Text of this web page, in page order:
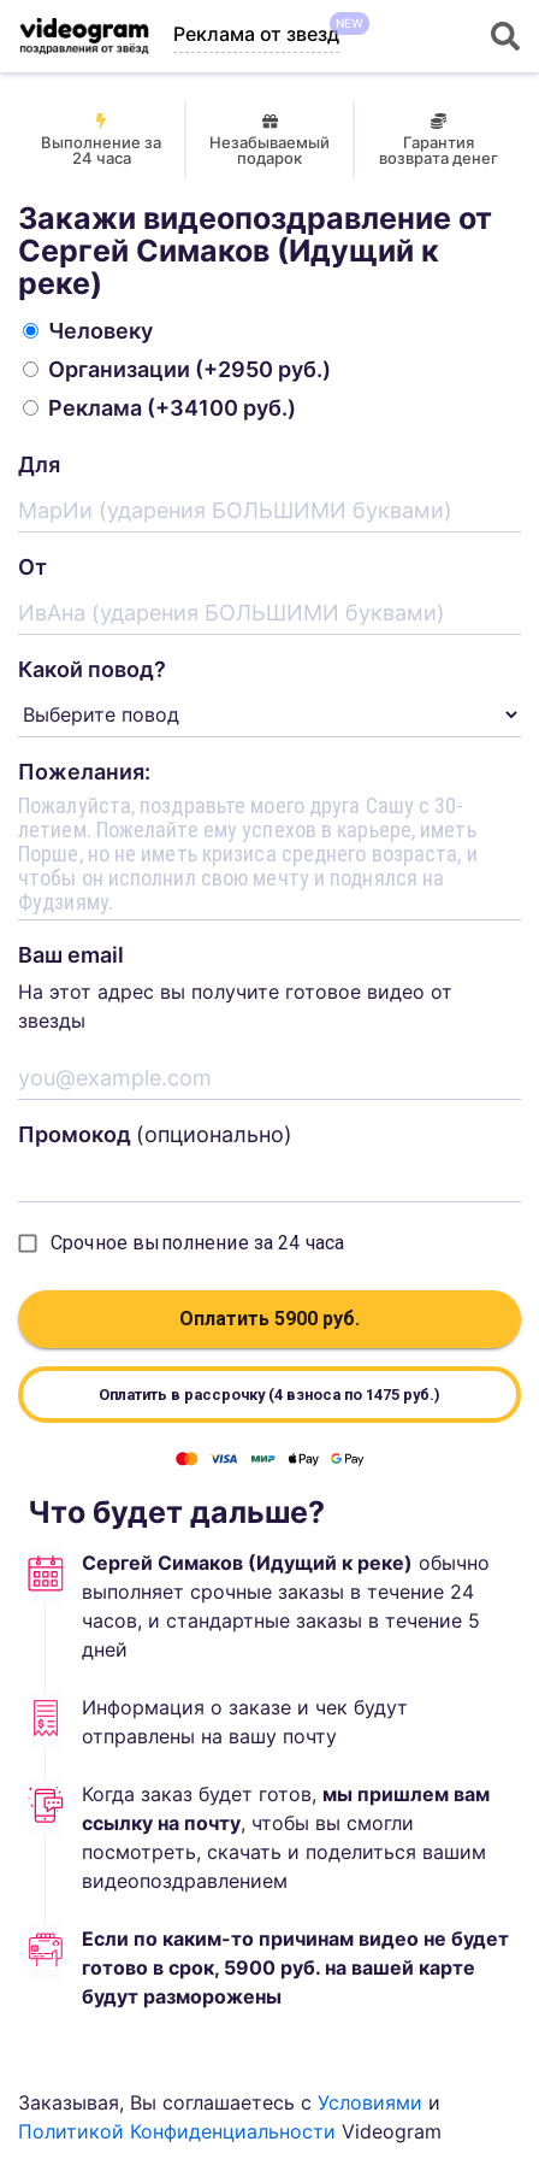
Реклама от звездNEW
Выполнение за
24 часа
Незабываемый
подарок
Гарантия
возврата денег
Закажи видеопоздравление от
Сергей Симаков (Идущий к
реке)
Человеку
Организации (+2950 руб.)
Реклама (+34100 руб.)
Для
От
Какой повод?
Пожелания:
Ваш email
На этот адрес вы получите готовое видео от
звезды
Промокод (опционально)
Срочное выполнение за 24 часа
Оплатить 5900 руб.
Оплатить в рассрочку (4 взноса по 1475 руб.)
Что будет дальше?
Сергей Симаков (Идущий к реке) обычно
выполняет срочные заказы в течение 24
часов, и стандартные заказы в течение 5
дней
Информация о заказе и чек будут
отправлены на вашу почту
Когда заказ будет готов, мы пришлем вам
ссылку на почту, чтобы вы смогли
посмотреть, скачать и поделиться вашим
видеопоздравлением
Если по каким-то причинам видео не будет
готово в срок, 5900 руб. на вашей карте
будут разморожены
Заказывая, Вы соглашаетесь с Условиями и
Политикой Конфиденциальности Videogram